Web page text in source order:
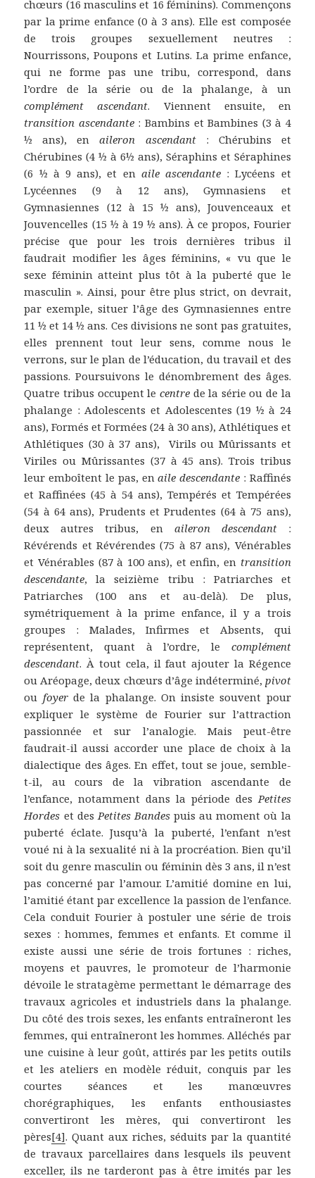
chœurs (16 masculins et 16 féminins). Commençons
par la prime enfance (0 à 3 ans). Elle est composée
de trois groupes sexuellement neutres :
Nourrissons, Poupons et Lutins. La prime enfance,
qui ne forme pas une tribu, correspond, dans
l’ordre de la série ou de la phalange, à un
complément ascendant. Viennent ensuite, en
transition ascendante: Bambins et Bambines (3 à 4
½ ans), en aileron ascendant: Chérubins et
Chérubines (4 ½ à 6½ ans), Séraphins et Séraphines
(6 ½ à 9 ans), et en aile ascendante : Lycéens et
Lycéennes (9 à 12 ans), Gymnasiens et
Gymnasiennes (12 à 15 ½ ans), Jouvenceaux et
Jouvencelles (15 ½ à 19 ½ ans). À ce propos, Fourier
précise que pour les trois dernières tribus il
faudrait modifier les âges féminins, « vu que le
sexe féminin atteint plus tôt à la puberté que le
masculin ». Ainsi, pour être plus strict, on devrait,
par exemple, situer l’âge des Gymnasiennes entre
11 ½ et 14 ½ ans. Ces divisions ne sont pas gratuites,
elles prennent tout leur sens, comme nous le
verrons, sur le plan de l’éducation, du travail et des
passions. Poursuivons le dénombrement des âges.
Quatre tribus occupent le centrede la série ou de la
phalange : Adolescents et Adolescentes (19 ½ à 24
ans), Formés et Formées (24 à 30 ans), Athlétiques et
Athlétiques (30 à 37 ans), Virils ou Mûrissants et
Viriles ou Mûrissantes (37 à 45 ans). Trois tribus
leur emboîtent le pas, enaile descendante : Raffinés
et Raffinées (45 à 54 ans), Tempérés et Tempérées
(54 à 64 ans), Prudents et Prudentes (64 à 75 ans),
deux autres tribus, en aileron descendant:
Révérends et Révérendes (75 à 87 ans), Vénérables
et Vénérables (87 à 100 ans), et enfin, en transition
descendante, la seizième tribu : Patriarches et
Patriarches (100 ans et au-delà). De plus,
symétriquement à la prime enfance, il y a trois
groupes : Malades, Infirmes et Absents, qui
représentent, quant à l’ordre, le complément
descendant. À tout cela, il faut ajouter la Régence
ou Aréopage, deux chœurs d’âge indéterminé, pivot
ou foyerde la phalange. On insiste souvent pour
expliquer le système de Fourier sur l’attraction
passionnée et sur l’analogie. Mais peut-être
faudrait-il aussi accorder une place de choix à la
dialectique des âges. En effet, tout se joue, semble-
t-il, au cours de la vibration ascendante de
l’enfance, notamment dans la période des Petites
Hordes et des Petites Bandespuis au moment où la
puberté éclate. Jusqu’à la puberté, l’enfant n’est
voué ni à la sexualité ni à la procréation. Bien qu’il
soit du genre masculin ou féminin dès 3 ans, il n’est
pas concerné par l’amour. L’amitié domine en lui,
l’amitié étant par excellence la passion de l’enfance.
Cela conduit Fourier à postuler une série de trois
sexes : hommes, femmes et enfants. Et comme il
existe aussi une série de trois fortunes : riches,
moyens et pauvres, le promoteur de l’harmonie
dévoile le stratagème permettant le démarrage des
travaux agricoles et industriels dans la phalange.
Du côté des trois sexes, les enfants entraîneront les
femmes, qui entraîneront les hommes. Alléchés par
une cuisine à leur goût, attirés par les petits outils
et les ateliers en modèle réduit, conquis par les
courtes séances et les manœuvres
chorégraphiques, les enfants enthousiastes
convertiront les mères, qui convertiront les
pères[4]. Quant aux riches, séduits par la quantité
de travaux parcellaires dans lesquels ils peuvent
exceller, ils ne tarderont pas à être imités par les